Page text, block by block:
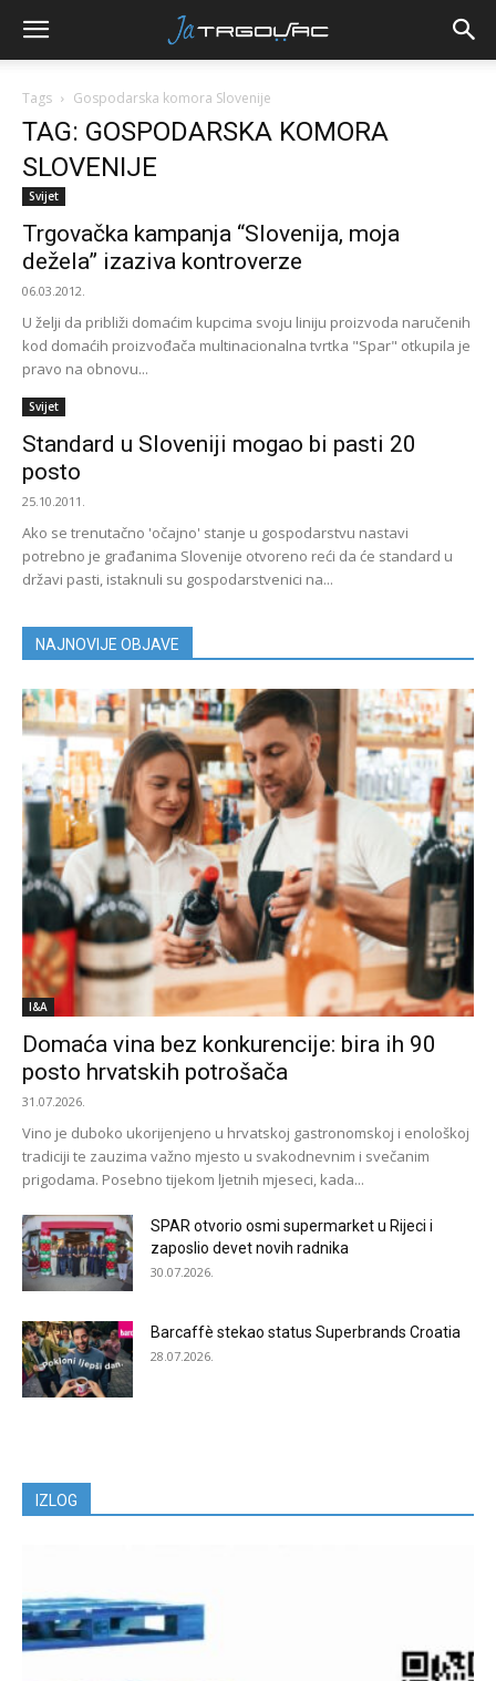
Tags Gospodarska komora Slovenije
TAG: GOSPODARSKA KOMORA
SLOVENIJE
Svijet
Trgovačka kampanja “Slovenija, moja
dežela” izaziva kontroverze
06.03.2012.
U želji da približi domaćim kupcima svoju liniju proizvoda naručenih
kod domaćih proizvođača multinacionalna tvrtka "Spar" otkupila je
pravo na obnovu...
Svijet
Standard u Sloveniji mogao bi pasti 20
posto
25.10.2011.
Ako se trenutačno 'očajno' stanje u gospodarstvu nastavi
potrebno je građanima Slovenije otvoreno reći da će standard u
državi pasti, istaknuli su gospodarstvenici na...
NAJNOVIJE OBJAVE
I&A
Domaća vina bez konkurencije: bira ih 90
posto hrvatskih potrošača
31.07.2026.
Vino je duboko ukorijenjeno u hrvatskoj gastronomskoj i enološkoj
tradiciji te zauzima važno mjesto u svakodnevnim i svečanim
prigodama. Posebno tijekom ljetnih mjeseci, kada...
SPAR otvorio osmi supermarket u Rijeci i
zaposlio devet novih radnika
30.07.2026.
Barcaffè stekao status Superbrands Croatia
28.07.2026.
IZLOG